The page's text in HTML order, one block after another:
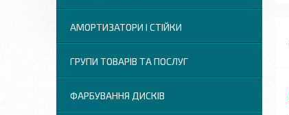
АМОРТИЗАТОРИ І СТІЙКИ
ГРУПИ ТОВАРІВ ТА ПОСЛУГ
ФАРБУВАННЯ ДИСКІВ